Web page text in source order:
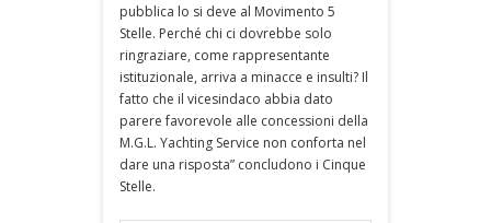
pubblica lo si deve al Movimento 5
Stelle. Perché chi ci dovrebbe solo
ringraziare, come rappresentante
istituzionale, arriva a minacce e insulti? Il
fatto che il vicesindaco abbia dato
parere favorevole alle concessioni della
M.G.L. Yachting Service non conforta nel
dare una risposta” concludono i Cinque
Stelle.